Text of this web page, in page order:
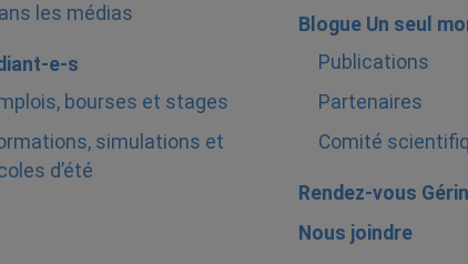
les médias
e-s
bourses et stages
simulations et
d’été
Blogue Un seul
Publications
Partenaires
Comité
Rendez-vous
Nous joindre